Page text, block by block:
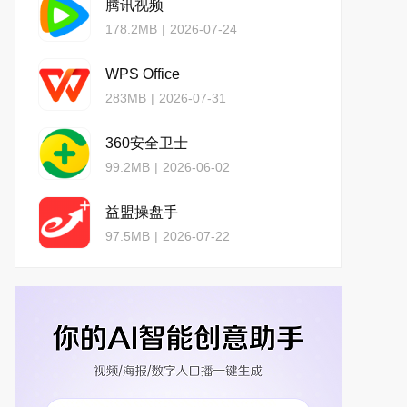
腾讯视频
178.2MB | 2026-07-24
WPS Office
283MB | 2026-07-31
360安全卫士
99.2MB | 2026-06-02
益盟操盘手
97.5MB | 2026-07-22